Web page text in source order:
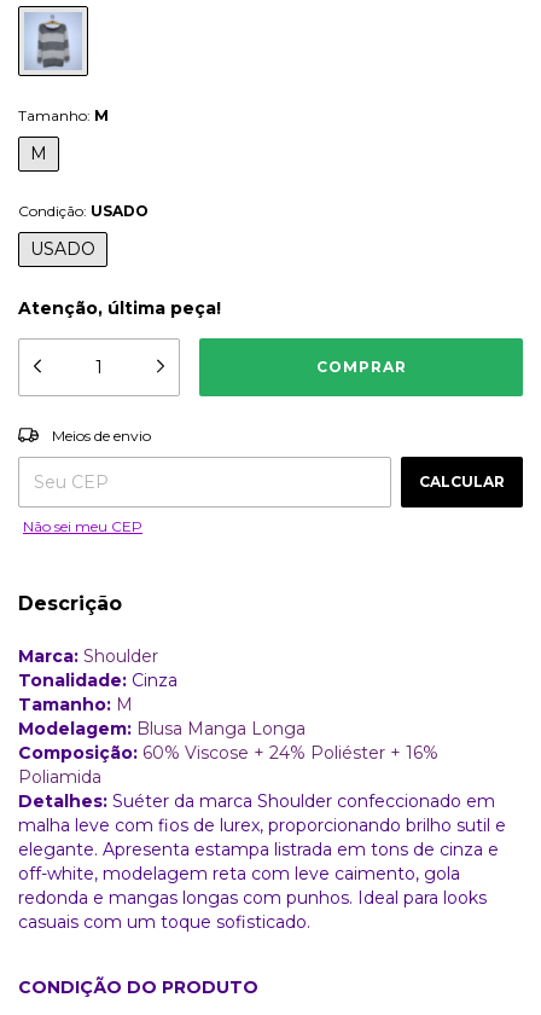
Tamanho: M
M
Condição: USADO
USADO
Atenção, última peça!
Entregas para o CEP:
Meios de envio
CALCULAR
Não sei meu CEP
Descrição
Marca: Shoulder
Tonalidade: Cinza
Tamanho: M
Modelagem: Blusa Manga Longa
Composição: 60% Viscose + 24% Poliéster + 16%
Poliamida
Detalhes: Suéter da marca Shoulder confeccionado em
malha leve com fios de lurex, proporcionando brilho sutil e
elegante. Apresenta estampa listrada em tons de cinza e
off-white, modelagem reta com leve caimento, gola
redonda e mangas longas com punhos. Ideal para looks
casuais com um toque sofisticado.
CONDIÇÃO DO PRODUTO